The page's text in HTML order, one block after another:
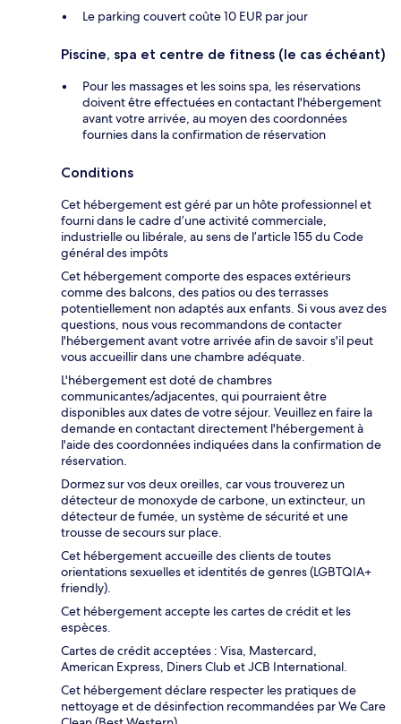
Le parking couvert coûte 10 EUR par jour
Piscine, spa et centre de fitness (le cas échéant)
Pour les massages et les soins spa, les réservations
doivent être effectuées en contactant l'hébergement
avant votre arrivée, au moyen des coordonnées
fournies dans la confirmation de réservation
Conditions
Cet hébergement est géré par un hôte professionnel et
fourni dans le cadre d’une activité commerciale,
industrielle ou libérale, au sens de l’article 155 du Code
général des impôts
Cet hébergement comporte des espaces extérieurs
comme des balcons, des patios ou des terrasses
potentiellement non adaptés aux enfants. Si vous avez des
questions, nous vous recommandons de contacter
l'hébergement avant votre arrivée afin de savoir s'il peut
vous accueillir dans une chambre adéquate.
L'hébergement est doté de chambres
communicantes/adjacentes, qui pourraient être
disponibles aux dates de votre séjour. Veuillez en faire la
demande en contactant directement l'hébergement à
l'aide des coordonnées indiquées dans la confirmation de
réservation.
Dormez sur vos deux oreilles, car vous trouverez un
détecteur de monoxyde de carbone, un extincteur, un
détecteur de fumée, un système de sécurité et une
trousse de secours sur place.
Cet hébergement accueille des clients de toutes
orientations sexuelles et identités de genres (LGBTQIA+
friendly).
Cet hébergement accepte les cartes de crédit et les
espèces.
Cartes de crédit acceptées : Visa, Mastercard,
American Express, Diners Club et JCB International.
Cet hébergement déclare respecter les pratiques de
nettoyage et de désinfection recommandées par We Care